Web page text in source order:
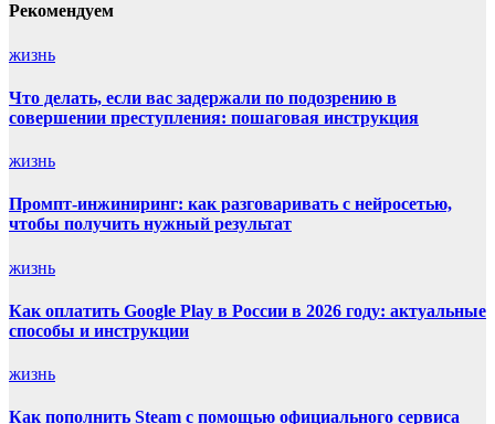
Рекомендуем
жизнь
Что делать, если вас задержали по подозрению в
совершении преступления: пошаговая инструкция
жизнь
Промпт-инжиниринг: как разговаривать с нейросетью,
чтобы получить нужный результат
жизнь
Как оплатить Google Play в России в 2026 году: актуальные
способы и инструкции
жизнь
Как пополнить Steam с помощью официального сервиса